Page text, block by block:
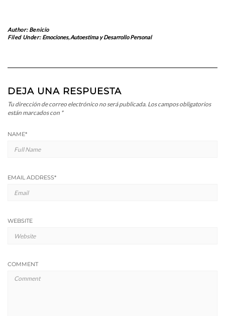
Author: Benicio
Filed Under: Emociones, Autoestima y Desarrollo Personal
DEJA UNA RESPUESTA
Tu dirección de correo electrónico no será publicada. Los campos obligatorios
están marcados con *
NAME*
EMAIL ADDRESS*
WEBSITE
COMMENT